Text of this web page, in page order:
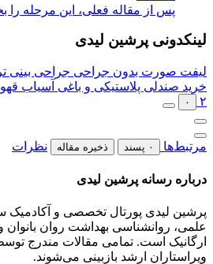
پس از مقاله فعلی، این مرحله را
لینکدونی پرشین لیدی
لیفت صورت بدون جراحی جراحی بینی
خرید صندلی پلاستیکی و باغی آسیاب
۲
۰
مرتبط‌ها ۰ پسند ذخیره مقاله نظرات
درباره رسانه پرشین لیدی
پرشین لیدی پورتال تخصصی و آکادمیک
علمی، روانشناسی بهداشت روان بانوان
ارگانیک است. تمامی مقالات مندرج
ویراستاران ارشد بازبینی می‌شوند.